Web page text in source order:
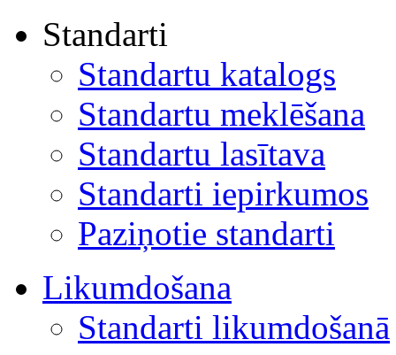
Standarti
Standartu katalogs
Standartu meklēšana
Standartu lasītava
Standarti iepirkumos
Paziņotie standarti
Likumdošana
Standarti likumdošanā